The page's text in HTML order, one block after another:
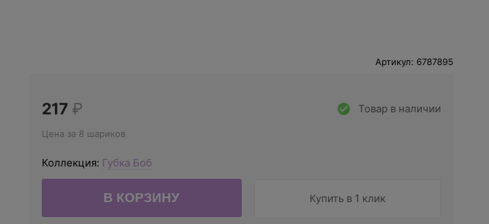
Артикул: 6787895
Товар в наличии
217 ₽
Цена за 8 шариков
Коллекция: Губка Боб
Купить в 1 клик